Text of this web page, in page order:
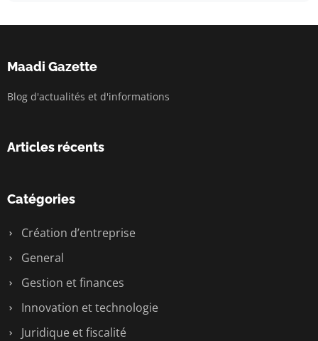
Maadi Gazette
Blog d'actualités et d'informations
Articles récents
Catégories
Création d’entreprise
General
Gestion et finances
Innovation et technologie
Juridique et fiscalité